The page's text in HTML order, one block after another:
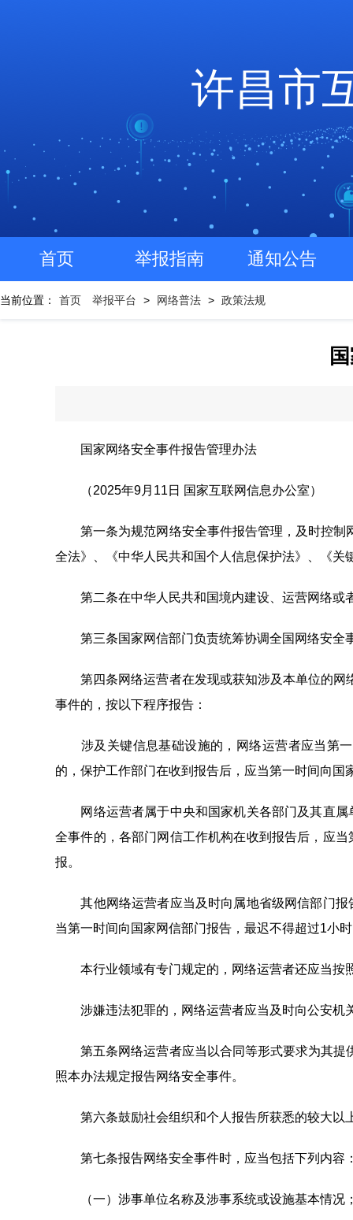
许昌市
首页 举报指南 通知公告
当前位置： 首页 举报平台 > 网络普法 > 政策法规
国家网络安全事件报告管理办法
（2025年9月11日 国家互联网信息办公室）
第一条为规范网络安全事件报告管理，及时控制
全法》、《中华人民共和国个人信息保护法》、《
第二条在中华人民共和国境内建设、运营网络或
第三条国家网信部门负责统筹协调全国网络安全
第四条网络运营者在发现或获知涉及本单位的网
事件的，按以下程序报告：
涉及关键信息基础设施的，网络运营者应当第一
的，保护工作部门在收到报告后，应当第一时间向
网络运营者属于中央和国家机关各部门及其直属
全事件的，各部门网信工作机构在收到报告后，应
报。
其他网络运营者应当及时向属地省级网信部门报
当第一时间向国家网信部门报告，最迟不得超过1小
本行业领域有专门规定的，网络运营者还应当按
涉嫌违法犯罪的，网络运营者应当及时向公安机
第五条网络运营者应当以合同等形式要求为其提
照本办法规定报告网络安全事件。
第六条鼓励社会组织和个人报告所获悉的较大以
第七条报告网络安全事件时，应当包括下列内容
（一）涉事单位名称及涉事系统或设施基本情况